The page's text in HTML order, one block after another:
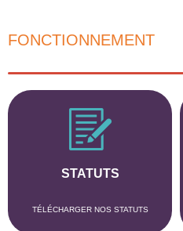
FONCTIONNEMENT
STATUTS
TÉLÉCHARGER NOS STATUTS